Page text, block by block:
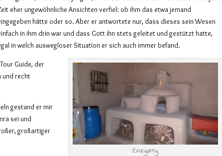
eher ungewöhnliche Ansichten verfiel: ob ihm das etwa jemand
hätte oder so. Aber er antwortete nur, dass dieses sein Wesen
in ihm drin war und dass Gott ihn stets geleitet und gestützt hatte,
in welch auswegloser Situation er sich auch immer befand.
Einzigartig
Guide, der
und recht
gestand er mir
sei und
großartiger